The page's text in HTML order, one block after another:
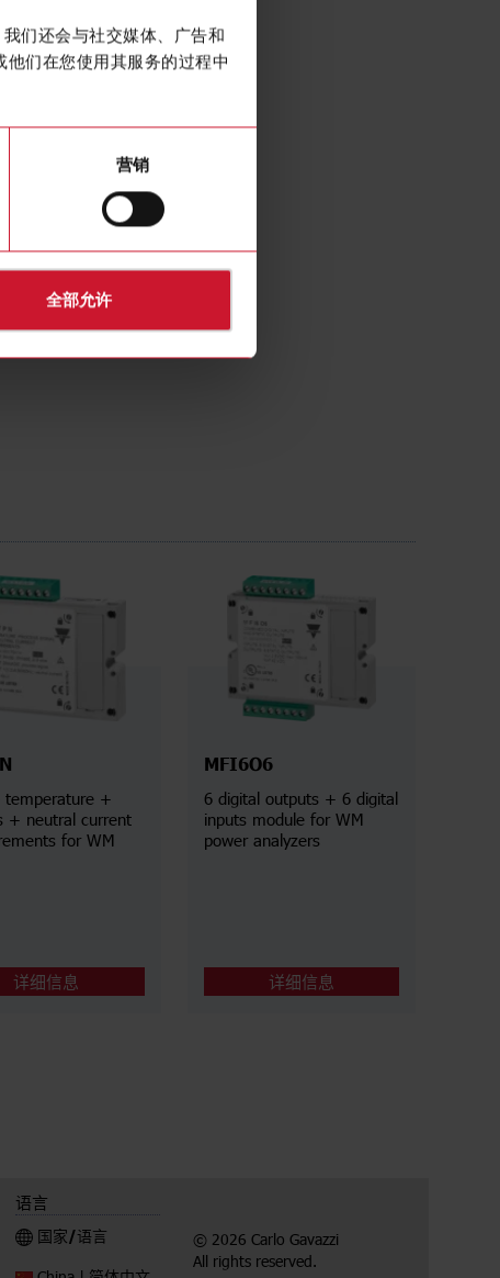
们还会与社交媒体、广告和
们在您使用其服务的过程中
营销
全部允许
temperature +
+ neutral current
for WM
详细信息
MFI6O6
6 digital outputs + 6 digital
inputs module for WM
power analyzers
详细信息
语言
国家/语言
© 2026 Carlo Gavazzi
All rights reserved.